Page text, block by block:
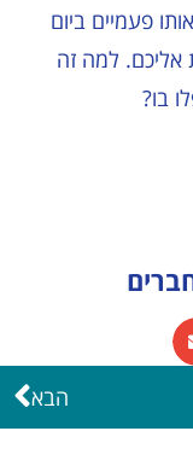
פעמיים ביום
אליכם. למה זה
בו?
הבא